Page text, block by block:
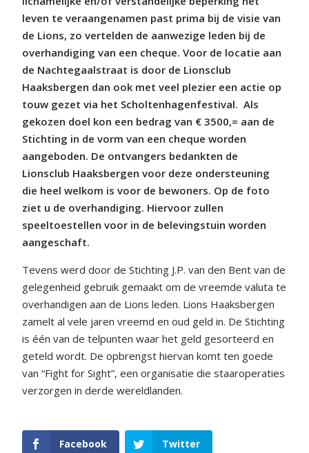
leven te veraangenamen past prima bij de visie van
de Lions, zo vertelden de aanwezige leden bij de
overhandiging van een cheque. Voor de locatie aan
de Nachtegaalstraat is door de Lionsclub
Haaksbergen dan ook met veel plezier een actie op
touw gezet via het Scholtenhagenfestival. Als
gekozen doel kon een bedrag van € 3500,= aan de
Stichting in de vorm van een cheque worden
aangeboden. De ontvangers bedankten de
Lionsclub Haaksbergen voor deze ondersteuning
die heel welkom is voor de bewoners. Op de foto
ziet u de overhandiging. Hiervoor zullen
speeltoestellen voor in de belevingstuin worden
aangeschaft.
Tevens werd door de Stichting J.P. van den Bent van de
gelegenheid gebruik gemaakt om de vreemde valuta te
overhandigen aan de Lions leden. Lions Haaksbergen
zamelt al vele jaren vreemd en oud geld in. De Stichting
is één van de telpunten waar het geld gesorteerd en
geteld wordt. De opbrengst hiervan komt ten goede
van “Fight for Sight”, een organisatie die staaroperaties
verzorgen in derde wereldlanden.
Facebook Twitter